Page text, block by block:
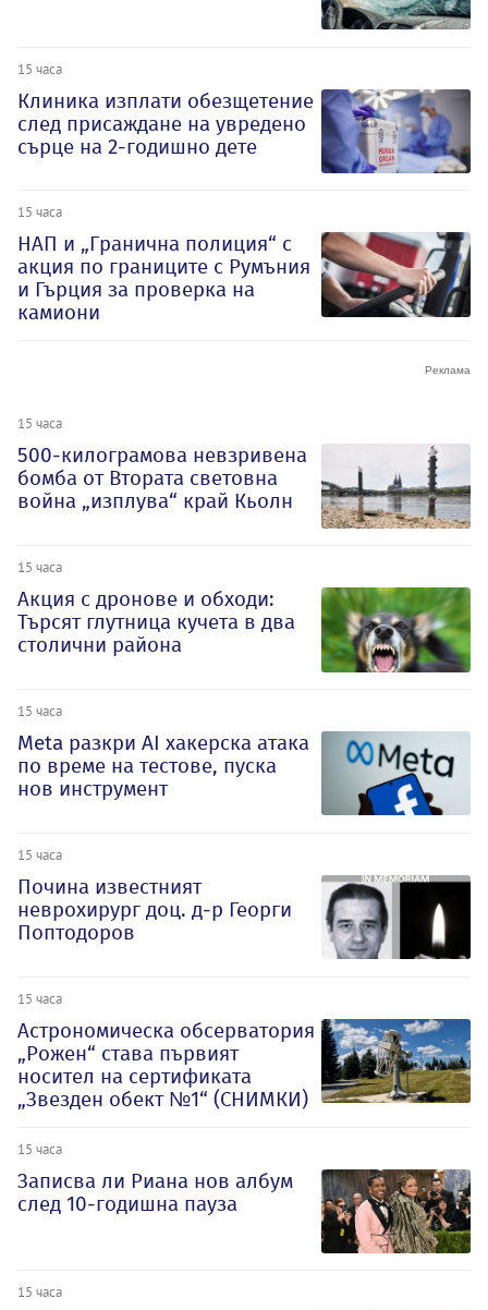
15 часа
Клиника изплати обезщетение
след присаждане на увредено
сърце на 2-годишно дете
15 часа
НАП и „Гранична полиция“ с
акция по границите с Румъния
и Гърция за проверка на
камиони
15 часа
500-килограмова невзривена
бомба от Втората световна
война „изплува“ край Кьолн
15 часа
Акция с дронове и обходи:
Търсят глутница кучета в два
столични района
15 часа
Meta разкри AI хакерска атака
по време на тестове, пуска
нов инструмент
15 часа
Почина известният
неврохирург доц. д-р Георги
Поптодоров
15 часа
Астрономическа обсерватория
„Рожен“ става първият
носител на сертификата
„Звезден обект №1“ (СНИМКИ)
15 часа
Записва ли Риана нов албум
след 10-годишна пауза
15 часа